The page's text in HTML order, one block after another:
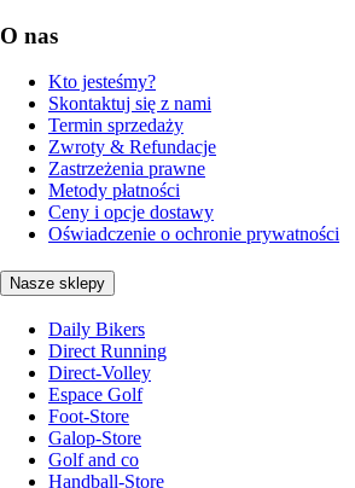
O nas
Kto jesteśmy?
Skontaktuj się z nami
Termin sprzedaży
Zwroty & Refundacje
Zastrzeżenia prawne
Metody płatności
Ceny i opcje dostawy
Oświadczenie o ochronie prywatności
Nasze sklepy
Daily Bikers
Direct Running
Direct-Volley
Espace Golf
Foot-Store
Galop-Store
Golf and co
Handball-Store